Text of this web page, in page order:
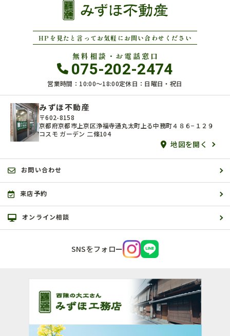
HPを見たと言ってお気軽にお問い合わせください
無料相談・お電話窓口
075-202-2474
営業時間：10:00〜18:00定休日：日曜日・祝日
みずほ不動産
〒602-8158
京都府京都市上京区浄福寺通丸太町上る中務町４８６−１２９
コスモ ガーデン 二條104
地図を開く
お問い合わせ
来店予約
オンライン相談
SNSをフォロー